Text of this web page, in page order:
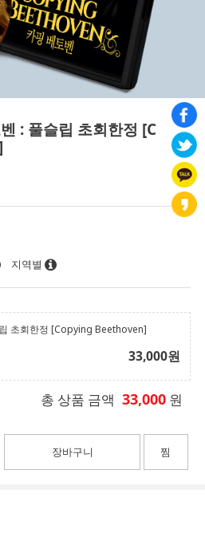
: 풀슬립 초회한정 [C
지역별
초회한정 [Copying Beethoven]
33,000원
총 상품 금액 33,000 원
장바구니 찜